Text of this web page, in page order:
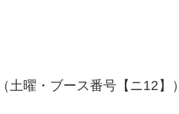
曜・ブース番号【ニ12】）